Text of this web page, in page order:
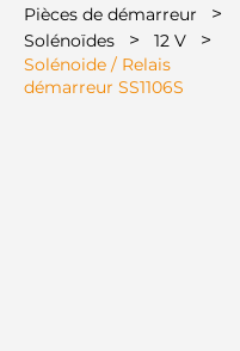
Pièces de démarreur >
Solénoïdes > 12 V >
Solénoide / Relais
démarreur SS1106S